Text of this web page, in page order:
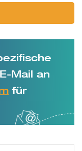
Mail an
für